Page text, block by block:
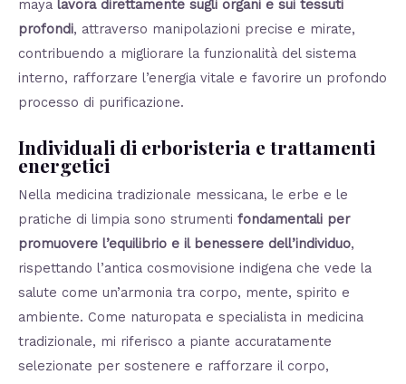
maya lavora direttamente sugli organi e sui tessuti
profondi, attraverso manipolazioni precise e mirate,
contribuendo a migliorare la funzionalità del sistema
interno, rafforzare l’energia vitale e favorire un profondo
processo di purificazione.
Individuali di erboristeria e trattamenti
energetici
Nella medicina tradizionale messicana, le erbe e le
pratiche di limpia sono strumenti fondamentali per
promuovere l’equilibrio e il benessere dell’individuo,
rispettando l’antica cosmovisione indigena che vede la
salute come un’armonia tra corpo, mente, spirito e
ambiente. Come naturopata e specialista in medicina
tradizionale, mi riferisco a piante accuratamente
selezionate per sostenere e rafforzare il corpo,